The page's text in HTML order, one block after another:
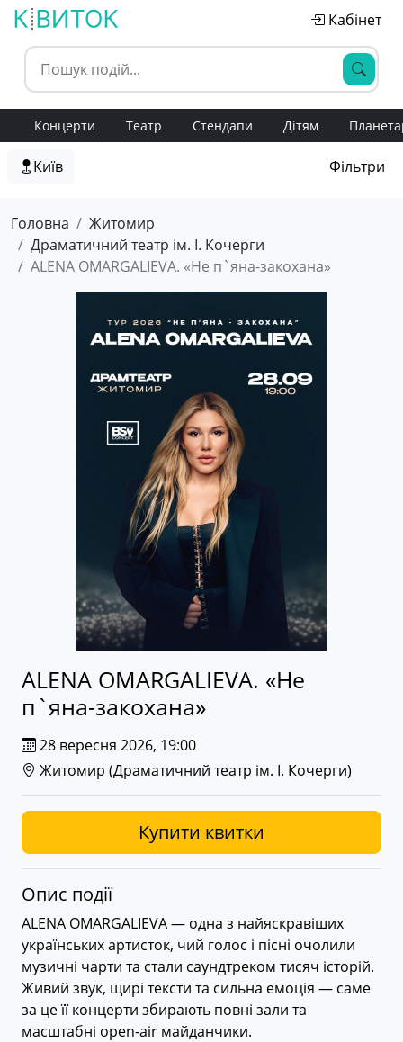
Кабінет
Концерти Театр Стендапи Дітям
Київ Фільтри
Головна
Житомир
Драматичний театр ім. І. Кочерги
ALENA OMARGALIEVA. «Не п`яна-закохана»
ALENA OMARGALIEVA. «Не
п`яна-закохана»
28 вересня 2026, 19:00
Житомир (Драматичний театр ім. І. Кочерги)
Купити квитки
Опис події
ALENA OMARGALIEVA — одна з найяскравіших
українських артисток, чий голос і пісні очолили
музичні чарти та стали саундтреком тисяч історій.
Живий звук, щирі тексти та сильна емоція — саме
за це її концерти збирають повні зали та
масштабні open-air майданчики.